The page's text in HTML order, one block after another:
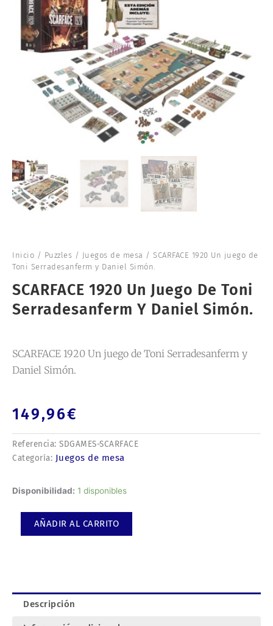
Inicio / Puzzles / Juegos de mesa / SCARFACE 1920 Un juego de
Toni Serradesanferm y Daniel Simón.
SCARFACE 1920 Un Juego De Toni
Serradesanferm Y Daniel Simón.
SCARFACE 1920 Un juego de Toni Serradesanferm y
Daniel Simón.
149,96€
Referencia: SDGAMES-SCARFACE
Categoría: Juegos de mesa
Disponibilidad: 1 disponibles
SCARFACE
Daniel
AÑADIR AL CARRITO
Descripción